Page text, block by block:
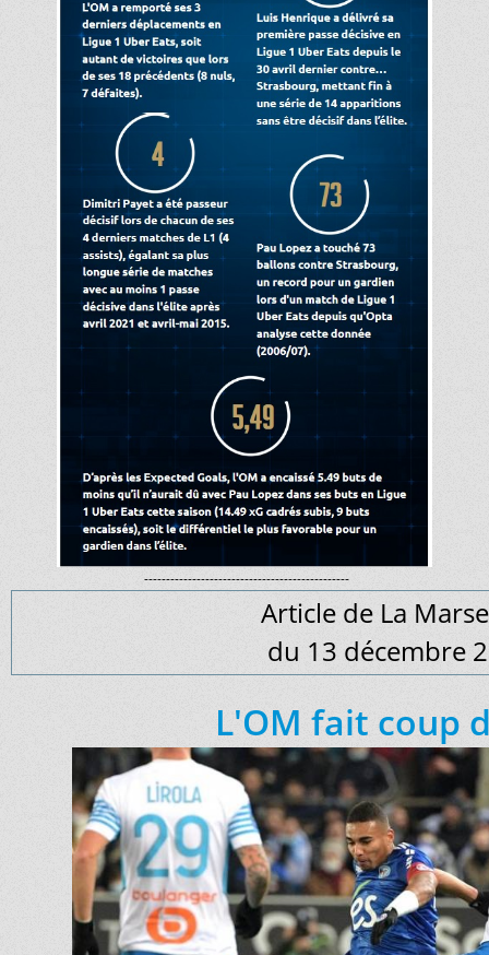
-----------------------------------------------
Article de La
du 13 décembre
L'OM fait coup